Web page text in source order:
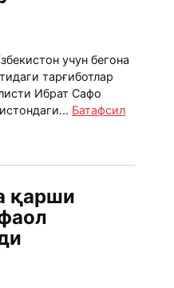
учун бегона
тарғиботлар
Ибрат Сафо
Батафсил
қарши